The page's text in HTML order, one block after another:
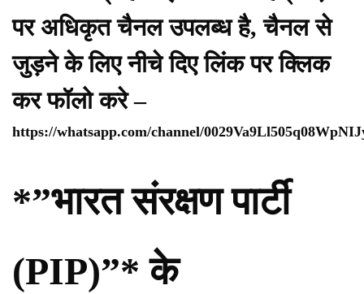
पर अधिकृत चैनल उपलब्ध है, चैनल से
जुड़ने के लिए नीचे दिए लिंक पर क्लिक
कर फॉलो करे –
https://whatsapp.com/channel/
*”भारत संरक्षण पार्टी
(PIP)”* के